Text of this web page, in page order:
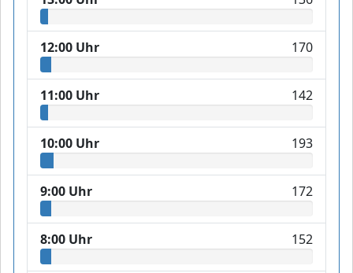
12:00 Uhr 170
11:00 Uhr 142
10:00 Uhr 193
9:00 Uhr 172
8:00 Uhr 152